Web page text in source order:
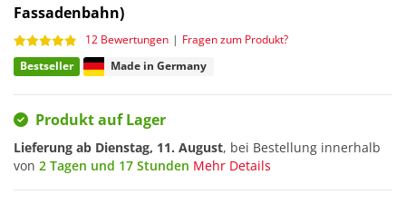
Fassadenbahn)
12 Bewertungen | Fragen zum Produkt?
Bestseller
Made in Germany
Produkt auf Lager
Lieferung ab Dienstag, 11. August, bei Bestellung innerhalb
von 2 Tagen und 17 Stunden Mehr Details